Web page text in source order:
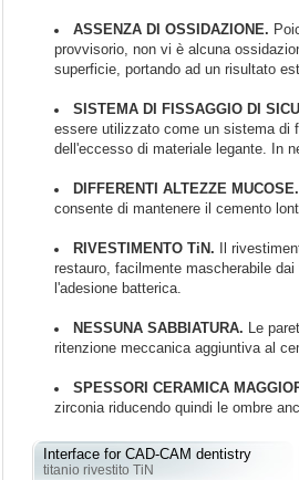
ASSENZA DI OSSIDAZIONE.
provvisorio, non vi è alcuna
superficie, portando ad un risultato
SISTEMA DI FISSAGGIO DI
essere utilizzato come un sistema di
dell'eccesso di materiale legante. In
DIFFERENTI ALTEZZE MUCOSE.
consente di mantenere il cemento
RIVESTIMENTO TiN. Il
restauro, facilmente mascherabile
l'adesione batterica.
NESSUNA SABBIATURA. Le
ritenzione meccanica aggiuntiva al
SPESSORI CERAMICA
zirconia riducendo quindi le ombre
Interface for CAD-CAM dentistry
titanio rivestito TiN